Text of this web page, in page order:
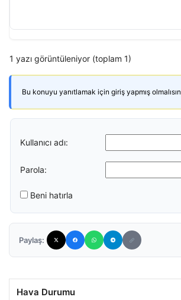
1 yazı görüntüleniyor (toplam 1)
Bu konuyu yanıtlamak için giriş yapmış
Kullanıcı adı:
Parola:
Beni hatırla
Paylaş:
Hava Durumu